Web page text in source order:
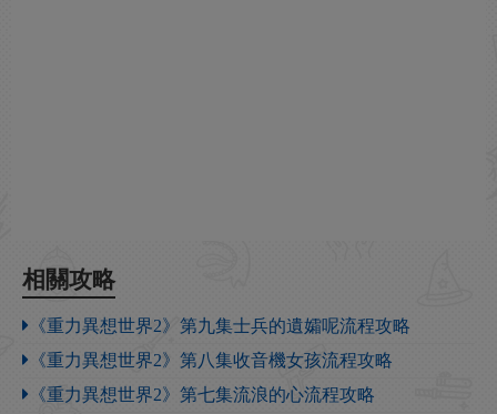
相關攻略
《重力異想世界2》第九集士兵的遺孀呢流程攻略
《重力異想世界2》第八集收音機女孩流程攻略
《重力異想世界2》第七集流浪的心流程攻略